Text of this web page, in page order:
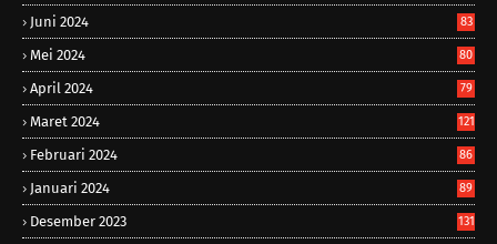
Juni 2024 83
Mei 2024 80
April 2024 79
Maret 2024 121
Februari 2024 86
Januari 2024 89
Desember 2023 131